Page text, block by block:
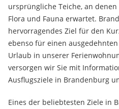
ursprüngliche Teiche, an
Flora und Fauna erwartet.
hervorragendes Ziel für den
ebenso für einen
Urlaub in unserer
versorgen wir Sie mit
Ausflugsziele in Brandenburg
Eines der beliebtesten Ziele in